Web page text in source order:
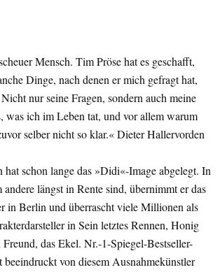
Mensch. Tim Pröse hat es geschafft,
Dinge, nach denen er mich gefragt hat,
nur seine Fragen, sondern auch meine
was ich im Leben tat, und vor allem warum
selber nicht so klar.« Dieter Hallervorden
schon lange das »Didi«-Image abgelegt. In
längst in Rente sind, übernimmt er das
in Berlin und überrascht viele Millionen als
in Sein letztes Rennen, Honig
das Ekel. Nr.-1-Spiegel-Bestseller-
von diesem Ausnahmekünstler